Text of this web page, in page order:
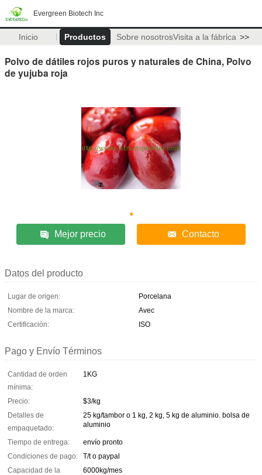
Evergreen Biotech Inc
Inicio Productos Sobre nosotrosVisita a la fábrica >>
Polvo de dátiles rojos puros y naturales de China, Polvo
de yujuba roja
Mejor precio Contacto
Datos del producto
Lugar de origen:
Porcelana
Nombre de la marca:
Avec
Certificación:
ISO
Pago y Envío Términos
Cantidad de orden
mínima:
1KG
Precio:
$3/kg
Detalles de
empaquetado:
25 kg/tambor o 1 kg, 2 kg, 5 kg de aluminio. bolsa de
aluminio
Tiempo de entrega:
envío pronto
Condiciones de pago:
T/t o paypal
Capacidad de la
6000kg/mes